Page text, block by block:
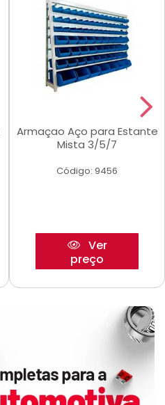
Armaçao Aço para Estante
Mista 3/5/7
Código: 9456
Ver
preço